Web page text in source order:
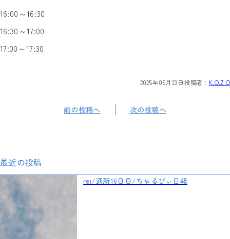
16:00～16:30
16:30～17:00
17:00～17:30
2025年05月23日投稿者： K.O.Z.O
前の投稿へ 次の投稿へ
最近の投稿
rei/通所16日目/ちゃるびぃ日報